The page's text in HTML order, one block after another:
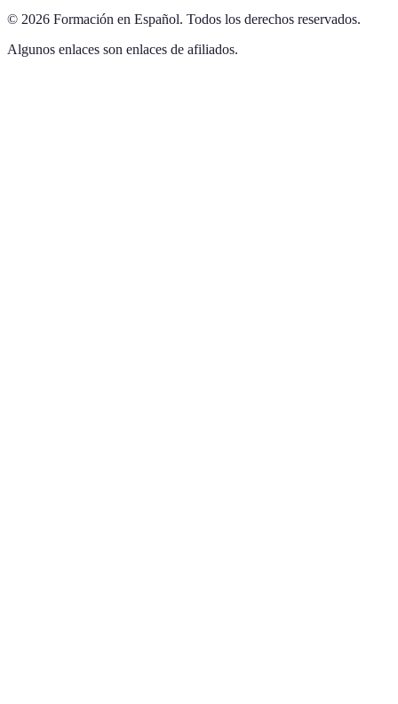
© 2026 Formación en Español. Todos los derechos reservados.
Algunos enlaces son enlaces de afiliados.